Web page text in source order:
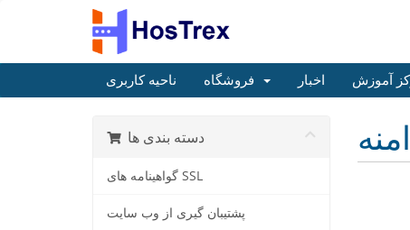
ناحیه کاربری اخبار آموزش
دسته بندی ها
گواهینامه های SSL
پشتیبان گیری از وب سایت